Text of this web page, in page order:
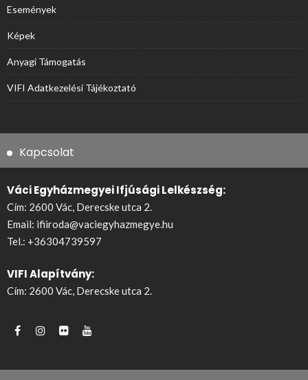
Események
Képek
Anyagi Támogatás
VIFI Adatkezelési Tájékoztató
Kapcsolat
Váci Egyházmegyei Ifjúsági Lelkészség:
Cím: 2600 Vác, Derecske utca 2.
Email: ifiiroda@vaciegyhazmegye.hu
Tel.: +36304739597
VIFI Alapítvány:
Cím: 2600 Vác, Derecske utca 2.